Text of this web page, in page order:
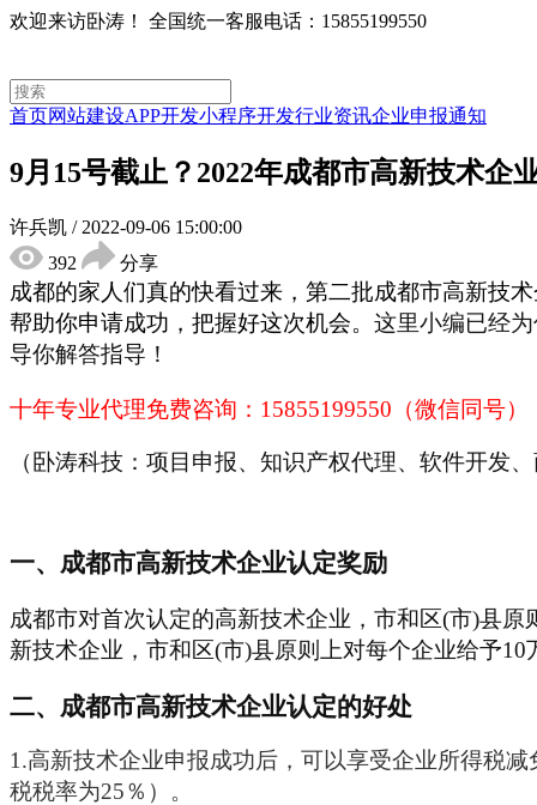
欢迎来访卧涛！ 全国统一客服电话：15855199550
首页网站建设APP开发小程序开发行业资讯企业申报通知
9月15号截止？2022年成都市高新技术企
许兵凯 / 2022-09-06 15:00:00
392
分享
成都的家人们真的快看过来，第二批成都市高新技
帮助你申请成功，把握好这次机会。 这里小编已经
导你解答指导！
十年专业代理免费咨询： 15855199550（微信同号）
（卧涛科技：项目申报、知识产权代理、软件开发
一、成都市高新技术企业认定奖励
成都市对首次认定的高新技术企业，市和区(市)县原
新技术企业，市和区(市)县原则上对每个企业给予
二、 成都市高新技术企业认定的好处
1 .高新技术企业申报成功后，可以享受企业所得税减
税税率为25％ ） 。